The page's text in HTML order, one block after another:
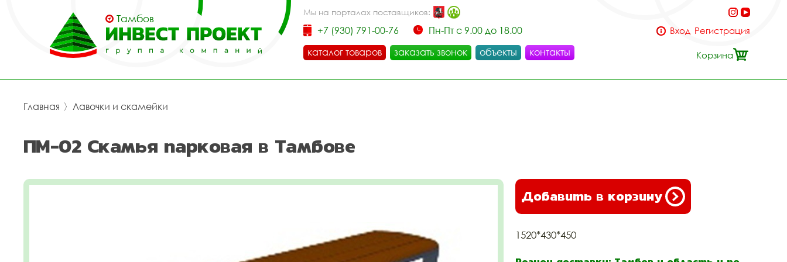
Тамбов
Мы на порталах поставщиков:
+7 (930) 791-00-76
Пн-Пт с 9.00 до 18.00
каталог товаров
заказать звонок объекты контакты
Вход Регистрация
Корзина
Главная 〉 Лавочки и скамейки
ПМ-02 Скамья парковая в Тамбове
Добавить в корзину
1520*430*450